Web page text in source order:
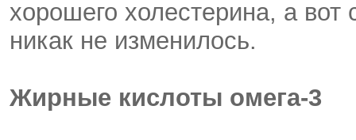
хорошего холестерина, а
никак не изменилось.
Жирные кислоты омега-3